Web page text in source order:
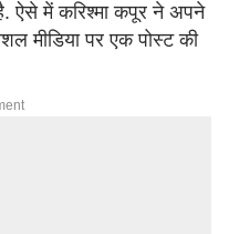
ऐसे में करिश्मा कपूर ने अपने
मीडिया पर एक पोस्ट की